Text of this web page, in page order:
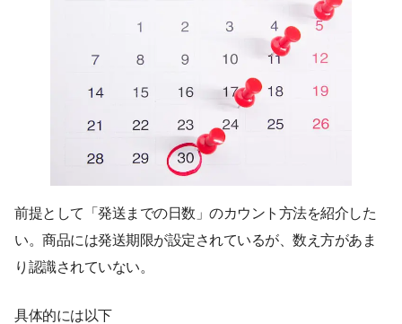
前提として「発送までの日数」のカウント方法を紹介した
い。商品には発送期限が設定されているが、数え方があま
り認識されていない。
具体的には以下